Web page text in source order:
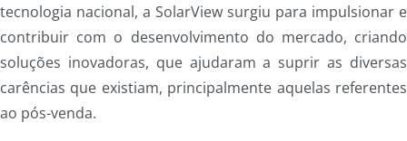
tecnologia nacional, a SolarView surgiu para impulsionar e
contribuir com o desenvolvimento do mercado, criando
soluções inovadoras, que ajudaram a suprir as diversas
carências que existiam, principalmente aquelas referentes
ao pós-venda.